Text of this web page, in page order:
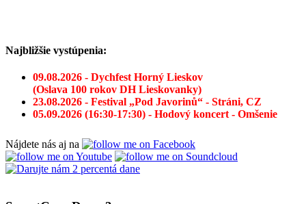
Najbližšie vystúpenia:
09.08.2026 - Dychfest Horný Lieskov
(Oslava 100 rokov DH Lieskovanky)
23.08.2026 - Festival „Pod Javorinů“ - Stráni, CZ
05.09.2026 (16:30-17:30) - Hodový koncert - Omšenie
Nájdete nás aj na